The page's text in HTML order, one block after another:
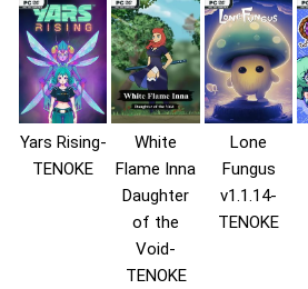
Yars Rising-
TENOKE
White
Flame Inna
Daughter
of the
Void-
TENOKE
Lone
Fungus
v1.1.14-
TENOKE